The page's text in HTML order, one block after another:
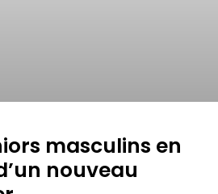
masculins en
nouveau